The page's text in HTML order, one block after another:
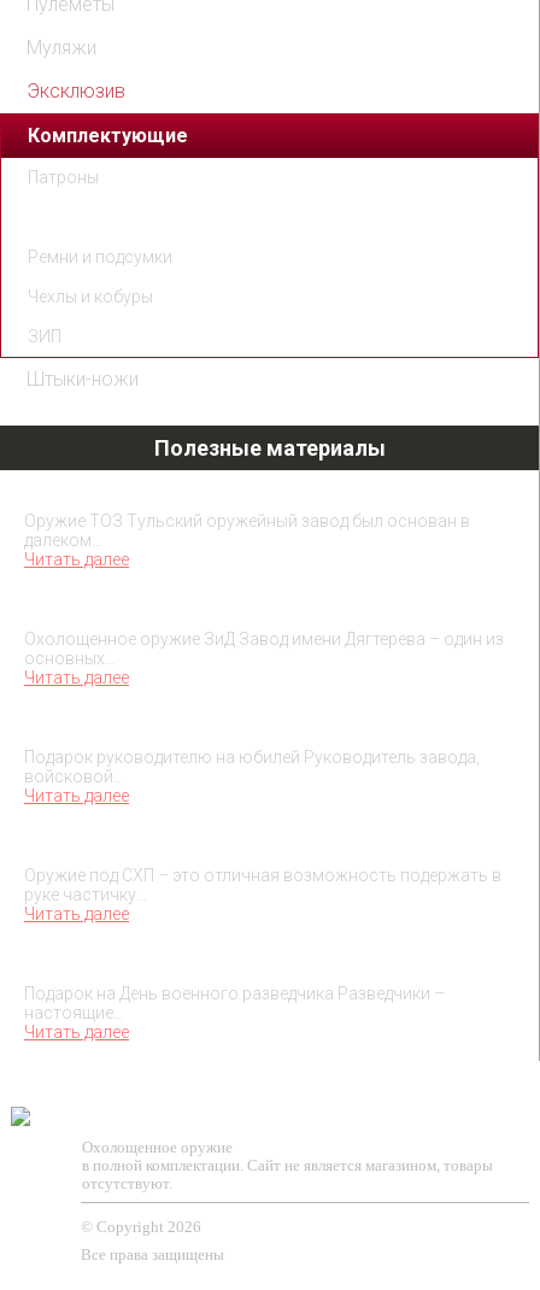
Муляжи
Эксклюзив
Комплектующие
Патроны
Ремни и подсумки
Чехлы и кобуры
ЗИП
Штыки-ножи
Полезные материалы
Оружие ТОЗ Тульский оружейный завод был основан в
далеком…
Читать далее
Охолощенное оружие ЗиД Завод имени Дягтерева – один из
основных…
Читать далее
Подарок руководителю на юбилей Руководитель завода,
войсковой…
Читать далее
Оружие под СХП – это отличная возможность подержать в
руке частичку…
Читать далее
Подарок на День военного разведчика Разведчики –
настоящие…
Читать далее
Охолощенное оружие
в полной комплектации. Сайт не является магазином, товары
отсутствуют.
© Copyright 2026
Все права защищены